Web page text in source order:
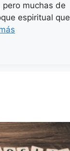
pero muchas de
espiritual que